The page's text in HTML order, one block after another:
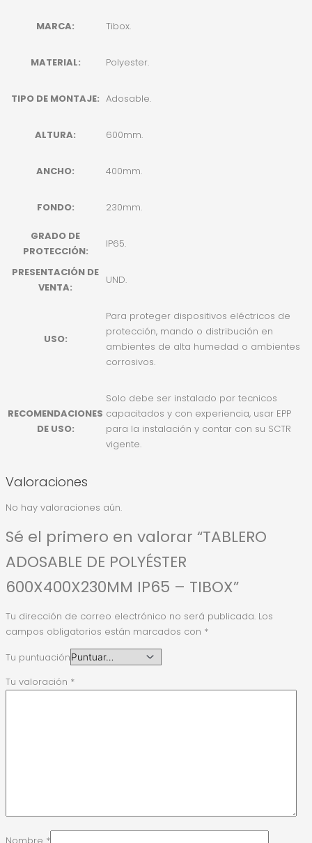
MARCA: Tibox.
MATERIAL: Polyester.
TIPO DE MONTAJE: Adosable.
ALTURA: 600mm.
ANCHO: 400mm.
FONDO: 230mm.
GRADO DE
PROTECCIÓN:
IP65.
PRESENTACIÓN DE
VENTA:
UND.
USO:
Para proteger dispositivos eléctricos de
protección, mando o distribución en
ambientes de alta humedad o ambientes
corrosivos.
RECOMENDACIONES
DE USO:
Solo debe ser instalado por tecnicos
capacitados y con experiencia, usar EPP
para la instalación y contar con su SCTR
vigente.
Valoraciones
No hay valoraciones aún.
Sé el primero en valorar “TABLERO
ADOSABLE DE POLYÉSTER
600X400X230MM IP65 – TIBOX”
Tu dirección de correo electrónico no será publicada. Los
campos obligatorios están marcados con *
Tu puntuación
Tu valoración *